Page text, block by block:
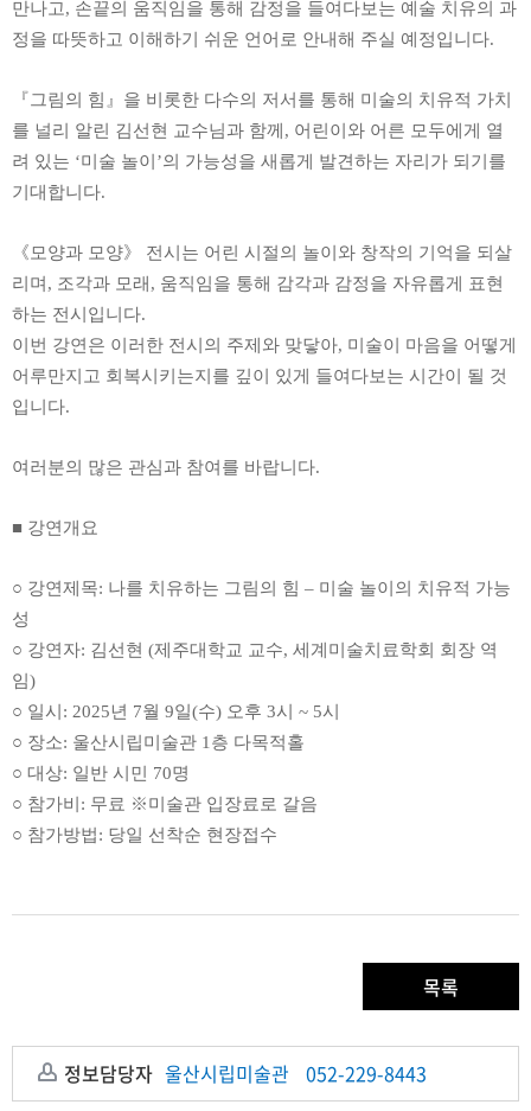
만나고, 손끝의 움직임을 통해 감정을 들여다보는 예술 치유의 과
정을 따뜻하고 이해하기 쉬운 언어로 안내해 주실 예정입니다.
『그림의 힘 』 을 비롯한 다수의 저서를 통해 미술의 치유적 가치
를 널리 알린 김선현 교수님과 함께 , 어린이와 어른 모두에게 열
려 있는 ‘미술 놀이 ’의 가능성을 새롭게 발견하는 자리가 되기를
기대합니다.
《모양과 모양》 전시는 어린 시절의 놀이와 창작의 기억을 되살
리며 , 조각과 모래 , 움직임을 통해 감각과 감정을 자유롭게 표현
하는 전시입니다.
이번 강연은 이러한 전시의 주제와 맞닿아, 미술이 마음을 어떻게
어루만지고 회복시키는지를 깊이 있게 들여다보는 시간이 될 것
입니다.
여러분의 많은 관심과 참여를 바랍니다.
■ 강연개요
○ 강연제목: 나를 치유하는 그림의 힘 – 미술 놀이의 치유적 가능
성
○ 강연자: 김선현 (제주대학교 교수, 세계미술치료학회 회장 역
임)
○ 일시 : 2025년 7월 9일(수) 오후 3시 ~ 5시
○ 장소: 울산시립미술관 1 층 다목적홀
○ 대상: 일반 시민 70명
○ 참가비 : 무료 ※미술관 입장료로 갈음
○ 참가방법: 당일 선착순 현장접수
목록
정보담당자 울산시립미술관 052-229-8443